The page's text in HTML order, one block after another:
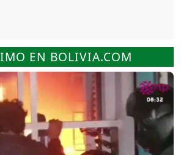
EN BOLIVIA.COM